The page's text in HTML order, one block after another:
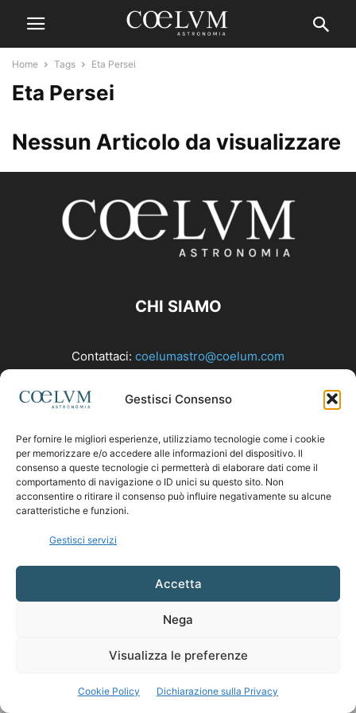
Gestisci Consenso
Per fornire le migliori esperienze, utilizziamo tecnologie come i cookie
per memorizzare e/o accedere alle informazioni del dispositivo. Il
consenso a queste tecnologie ci permetterà di elaborare dati come il
comportamento di navigazione o ID unici su questo sito. Non
acconsentire o ritirare il consenso può influire negativamente su alcune
caratteristiche e funzioni.
Gestisci servizi
Accetta
Nega
Visualizza le preferenze
Cookie Policy Dichiarazione sulla Privacy
Home Tags Eta Persei
Eta Persei
Nessun Articolo da visualizzare
CHI SIAMO
Contattaci: coelumastro@coelum.com
SEGUICI